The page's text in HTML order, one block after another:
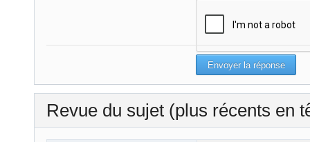
Revue du sujet (plus récents en